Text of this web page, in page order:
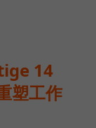
14
塑工作